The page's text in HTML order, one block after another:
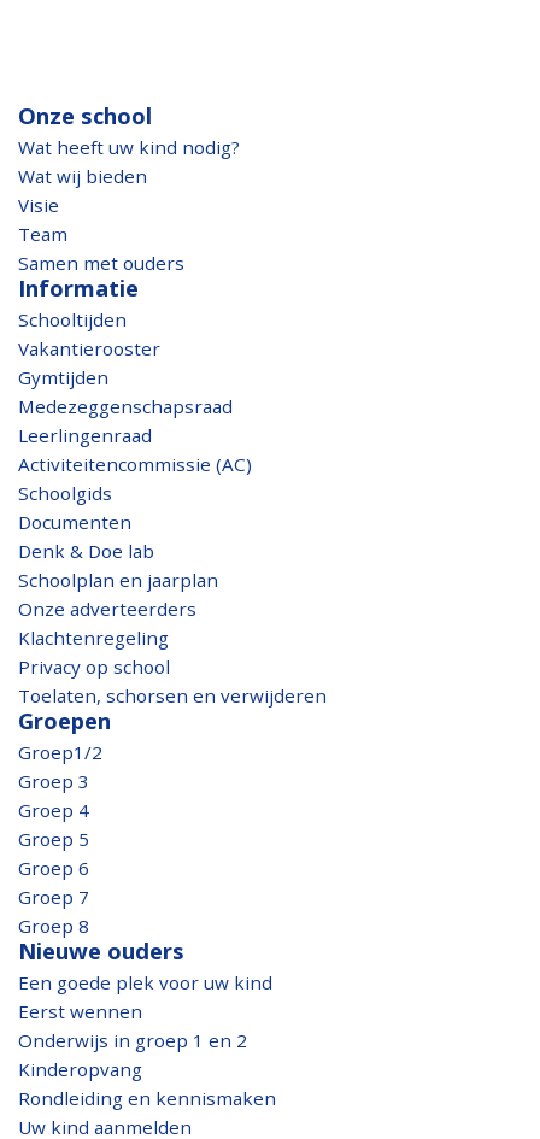
Onze school
Wat heeft uw kind nodig?
Wat wij bieden
Visie
Team
Samen met ouders
Informatie
Schooltijden
Vakantierooster
Gymtijden
Medezeggenschapsraad
Leerlingenraad
Activiteitencommissie (AC)
Schoolgids
Documenten
Denk & Doe lab
Schoolplan en jaarplan
Onze adverteerders
Klachtenregeling
Privacy op school
Toelaten, schorsen en verwijderen
Groepen
Groep1/2
Groep 3
Groep 4
Groep 5
Groep 6
Groep 7
Groep 8
Nieuwe ouders
Een goede plek voor uw kind
Eerst wennen
Onderwijs in groep 1 en 2
Kinderopvang
Rondleiding en kennismaken
Uw kind aanmelden